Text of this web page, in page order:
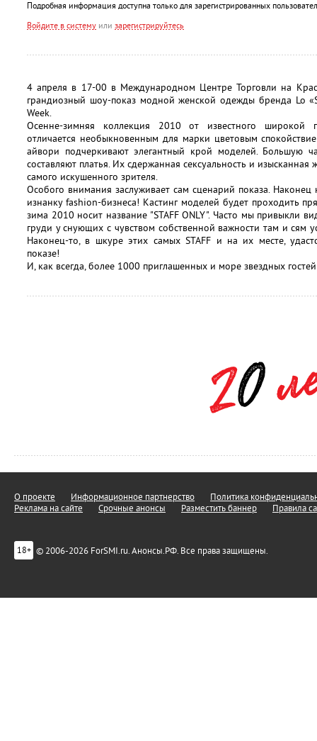
Подробная информация доступна только для зарегистрированных
Войдите в систему или зарегистрируйтесь
4 апреля в 17-00 в Международном Центре Торговли на
грандиозный шоу-показ модной женской одежды бренда Lo
Week.
Осенне-зимняя коллекция 2010 от известного широкой
отличается необыкновенным для марки цветовым
айвори подчеркивают элегантный крой моделей. Большую
составляют платья. Их сдержанная сексуальность и
самого искушенного зрителя.
Особого внимания заслуживает сам сценарий показа.
изнанку fashion-бизнеса! Кастинг моделей будет проходить
зима 2010 носит название "STAFF ONLY". Часто мы привыкли
груди у снующих с чувством собственной важности там и сям
Наконец-то, в шкуре этих самых STAFF и на их месте,
показе!
И, как всегда, более 1000 приглашенных и море звездных
О проекте Информационное партнерство
Политика
Реклама на сайте
Срочные анонсы Разместить баннер Правила
18+ © 2006-2026 ForSMI.ru. Анонсы.РФ. Все права защищены.